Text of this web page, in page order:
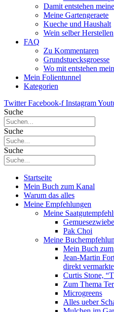
Damit entstehen
Meine Gartengeraete
Kueche und Haushalt
Wein selber Herstellen
FAQ
Zu Kommentaren
Grundstuecksgroesse
Wo mit entstehen
Mein Folientunnel
Kategorien
Twitter Facebook-f Instagram
Suche
Suche
Suche
Startseite
Mein Buch zum Kanal
Warum das alles
Meine Empfehlungen
Meine
Pak Choi
Meine
Mein Buch
Jean-Martin
direkt
Curtis Stone,
Zum Thema
Microgreens
Alles ueber